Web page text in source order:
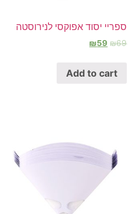
ספריי יסוד אפוקסי לנירוסטה
₪69
₪59
Add to cart